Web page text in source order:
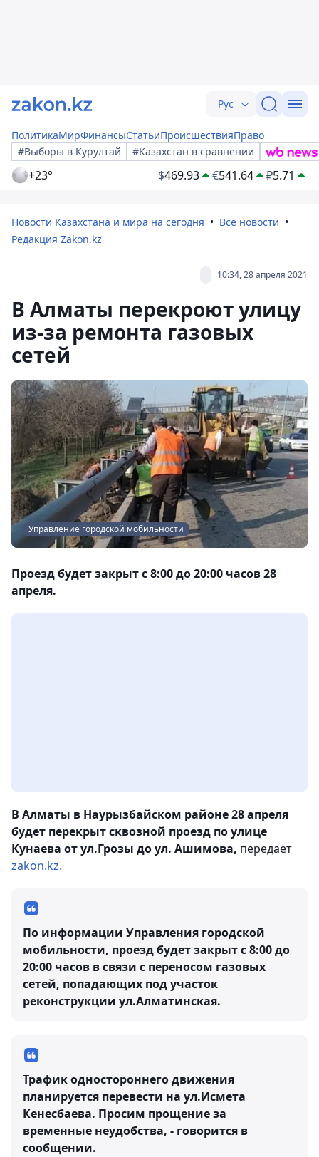
Рус
ПолитикаМирФинансыСтатьиПроисшествияПраво
#Выборы в Курултай
#Казахстан в сравнении
+23° $469.93 €541.64 ₽5.71
Новости Казахстана и мира на сегодня
Все новости
Редакция Zakon.kz
10:34, 28 апреля 2021
В Алматы перекроют улицу
из-за ремонта газовых
сетей
Управление городской мобильности
Проезд будет закрыт с 8:00 до 20:00 часов 28
апреля.
В Алматы в Наурызбайском районе 28 апреля
будет перекрыт сквозной проезд по улице
Кунаева от ул.Грозы до ул. Ашимова, передает
zakon.kz.
По информации Управления городской
мобильности, проезд будет закрыт с 8:00 до
20:00 часов в связи с переносом газовых
сетей, попадающих под участок
реконструкции ул.Алматинская.
Трафик одностороннего движения
планируется перевести на ул.Исмета
Кенесбаева. Просим прощение за
временные неудобства, - говорится в
сообщении.